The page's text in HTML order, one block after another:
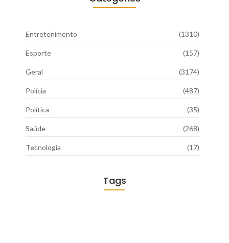
Entretenimento (1310)
Esporte (157)
Geral (3174)
Polícia (487)
Política (35)
Saúde (268)
Tecnologia (17)
Tags